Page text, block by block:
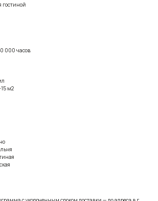
гостиной
000 часов
м2